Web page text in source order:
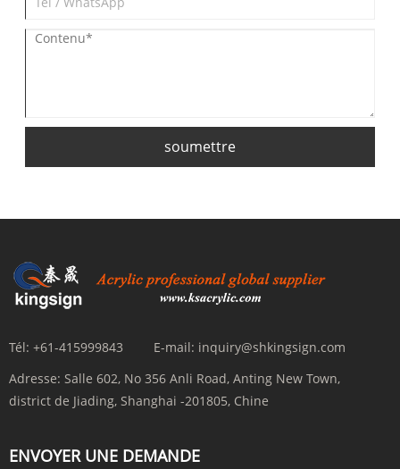
soumettre
Tél: +61-415999843 E-mail: inquiry@shkingsign.com
Adresse: Salle 602, No 356 Anli Road, Anting New Town,
district de Jiading, Shanghai -201805, Chine
ENVOYER UNE DEMANDE